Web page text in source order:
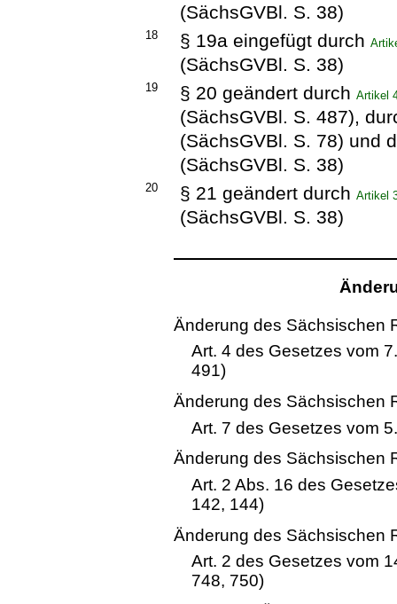
(SächsGVBl. S. 38)
18 § 19a eingefügt durch
(SächsGVBl. S. 38)
19 § 20 geändert durchArtikel
(SächsGVBl. S. 487),
(SächsGVBl. S. 78) und
(SächsGVBl. S. 38)
20 § 21 geändert durchArtikel
(SächsGVBl. S. 38)
Änderung des Sächsischen
Art. 4 des Gesetzes vom
491)
Änderung des Sächsischen
Art. 7 des Gesetzes vom
Änderung des Sächsischen
Art. 2 Abs. 16 des
142, 144)
Änderung des Sächsischen
Art. 2 des Gesetzes vom
748, 750)